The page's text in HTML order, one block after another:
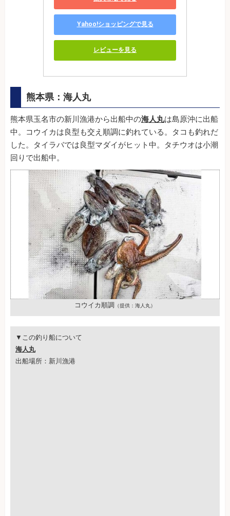
Yahoo!ショッピングで見る
レビューを見る
熊本県：海人丸
熊本県玉名市の新川漁港から出船中の海人丸は島原沖に出船
中。コウイカは良型も交え順調に釣れている。タコも釣れだ
した。タイラバでは良型マダイがヒット中。タチウオは小潮
回りで出船中。
コウイカ順調 （提供：海人丸）
▼この釣り船について
海人丸
出船場所：新川漁港